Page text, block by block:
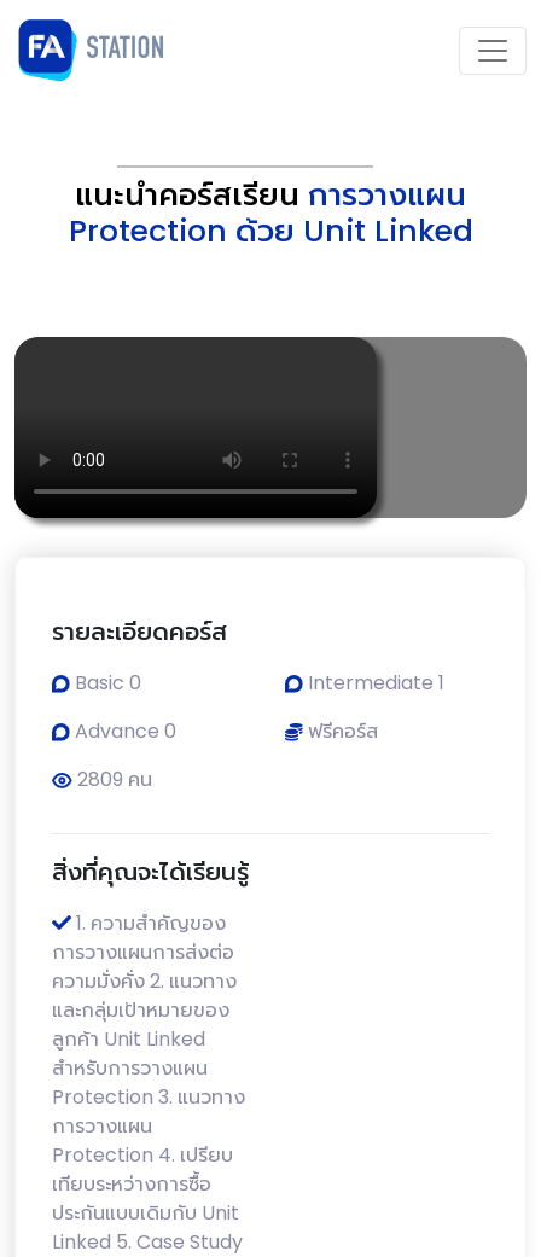
แนะนำคอร์สเรียน การวางแผน
Protection ด้วย Unit Linked
รายละเอียดคอร์ส
Basic 0
Intermediate 1
Advance 0
ฟรีคอร์ส
2809 คน
สิ่งที่คุณจะได้เรียนรู้
1. ความสำคัญของ
การวางแผนการส่งต่อ
ความมั่งคั่ง 2. แนวทาง
และกลุ่มเป้าหมายของ
ลูกค้า Unit Linked
สำหรับการวางแผน
Protection 3. แนวทาง
การวางแผน
Protection 4. เปรียบ
เทียบระหว่างการซื้อ
ประกันแบบเดิมกับ Unit
Linked 5. Case Study